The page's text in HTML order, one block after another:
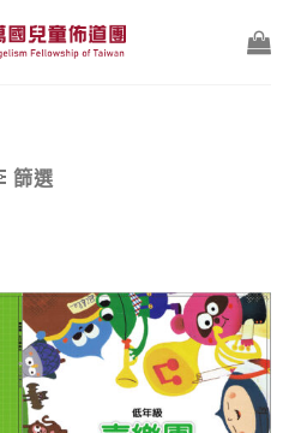
篩選